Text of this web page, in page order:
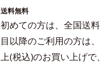
送料無料
初めての方は、全国送
目以降のご利用の方は
上(税込)のお買い上げ